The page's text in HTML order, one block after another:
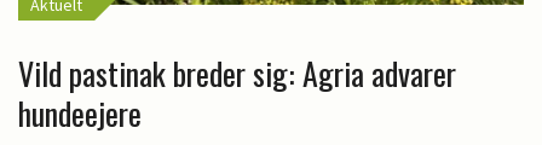
Aktuelt
Vild pastinak breder sig: Agria advarer
hundeejere